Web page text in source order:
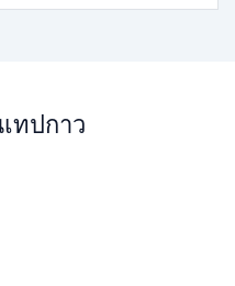
ทปกาว